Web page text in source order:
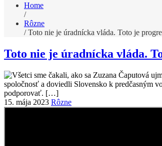
Home
/
Rôzne
/ Toto nie je úradnícka vláda. Toto je
Toto nie je úradnícka vláda.
15. mája 2023 Rôzne